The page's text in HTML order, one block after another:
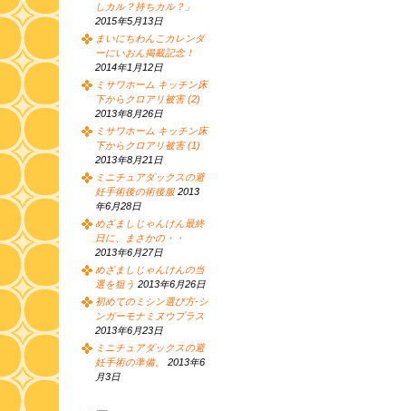
しカル？持ちカル？」
2015年5月13日
まいにちわんこカレンダ
ーにいおん掲載記念！
2014年1月12日
ミサワホーム キッチン床
下からクロアリ被害 (2)
2013年8月26日
ミサワホーム キッチン床
下からクロアリ被害 (1)
2013年8月21日
ミニチュアダックスの避
妊手術後の術後服 2013
年6月28日
めざましじゃんけん最終
日に、まさかの・・
2013年6月27日
めざましじゃんけんの当
選を狙う 2013年6月26日
初めてのミシン選び方-シ
ンガーモナミヌウプラス
2013年6月23日
ミニチュアダックスの避
妊手術の準備。
2013年6
月3日